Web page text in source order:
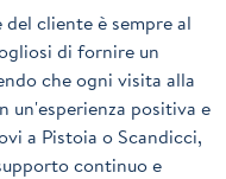
cliente è sempre al
di fornire un
che ogni visita alla
un'esperienza positiva e
a Pistoia o Scandicci,
continuo e